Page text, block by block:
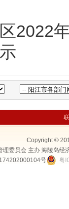
2022
Copyright ©
理委员会 主办 海陵岛
号
粤